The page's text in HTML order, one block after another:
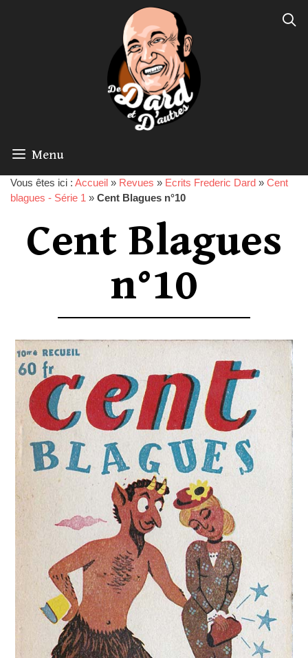
Menu
Vous êtes ici : Accueil » Revues » Ecrits Frederic Dard » Cent
blagues - Série 1 » Cent Blagues n°10
Cent Blagues
n°10